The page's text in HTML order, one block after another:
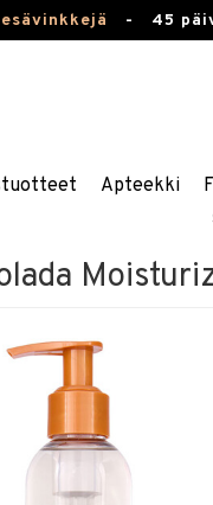
- 45
Apteekki